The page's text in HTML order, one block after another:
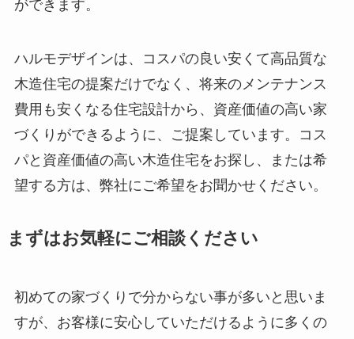
ができます。
ハルモデザインは、コスパの良い安くて高品質な
木造住宅の提案だけでなく、将来のメンテナンス
費用も安くなる住宅設計から、資産価値の高い家
づくりができるように、ご提案しています。コス
パと資産価値の高い木造住宅をお探し、または希
望する方は、弊社にご希望をお聞かせください。
まずはお気軽にご相談ください
初めての家づくりで分からない事が多いと思いま
すが、お客様に安心していただけるように多くの